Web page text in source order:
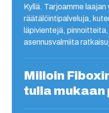
Kyllä. Tarjoamme laajan
räätälöintipalveluja,
läpivientejä,
asennusvalmiita
Milloin
tulla